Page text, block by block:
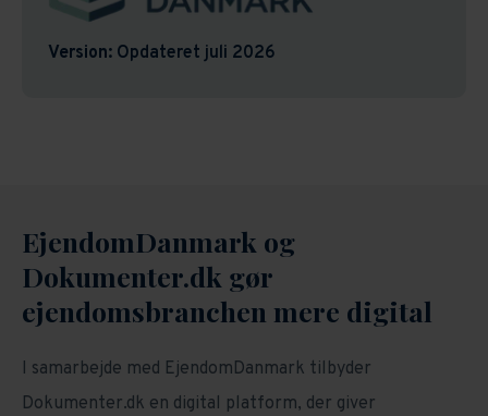
Version: Opdateret juli 2026
EjendomDanmark og
Dokumenter.dk gør
ejendomsbranchen mere digital
I samarbejde med EjendomDanmark tilbyder
Dokumenter.dk en digital platform, der giver